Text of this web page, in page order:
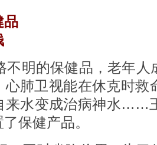
品
不明的保健品，老年人
心肺卫视能在休克时救
来水变成治病神水……
保健产品。